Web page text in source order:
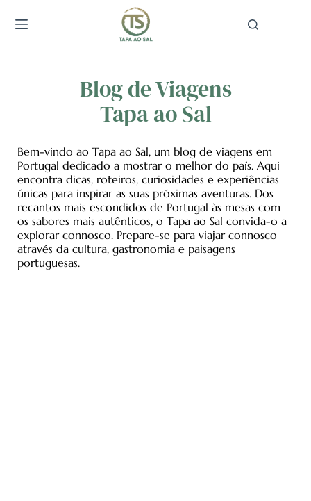
para
Blog de Viagens
Tapa ao Sal
Bem-vindo ao Tapa ao Sal, um blog de viagens em
Portugal dedicado a mostrar o melhor do país. Aqui
encontra dicas, roteiros, curiosidades e experiências
únicas para inspirar as suas próximas aventuras. Dos
recantos mais escondidos de Portugal às mesas com
os sabores mais autênticos, o Tapa ao Sal convida-o a
explorar connosco. Prepare-se para viajar connosco
através da cultura, gastronomia e paisagens
portuguesas.